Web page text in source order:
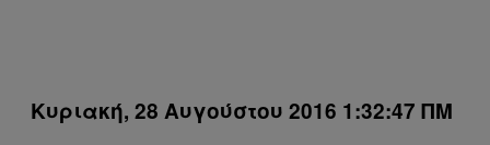
Κυριακή, 28 Αυγούστου 2016 1:32:47 ΠΜ